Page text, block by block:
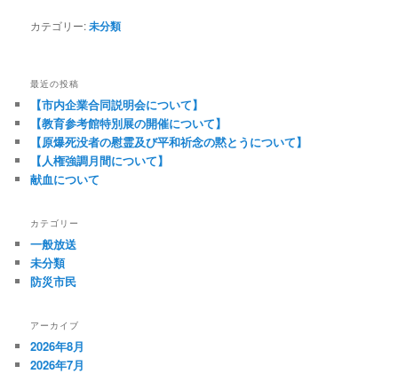
カテゴリー:未分類
最近の投稿
【市内企業合同説明会について】
【教育参考館特別展の開催について】
【原爆死没者の慰霊及び平和祈念の黙とうについて】
【人権強調月間について】
献血について
カテゴリー
一般放送
未分類
防災市民
アーカイブ
2026年8月
2026年7月